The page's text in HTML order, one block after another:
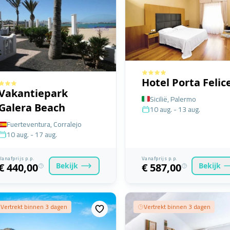
Beach
Fuerteventura, Corralejo
10 aug. - 17 aug.
p.p.
440,00 Bekijk
Hotel Porta
Sicilië, Palermo
10 aug. - 13 aug.
Vanafprijs p.p.
€ 587,00 Bekijk
Vertrekt binnen 3 dagen Vertrekt binnen 3 dagen